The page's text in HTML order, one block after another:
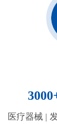
医疗器械 |